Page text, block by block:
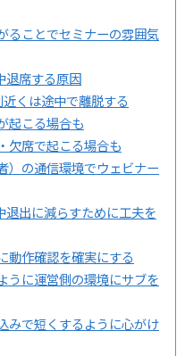
ることでセミナーの雰囲気
退席する原因
くは途中で離脱する
起こる場合も
欠席で起こる場合も
）の通信環境でウェビナー
退出に減らすために工夫を
動作確認を確実にする
うに運営側の環境にサブを
みで短くするように心がけ